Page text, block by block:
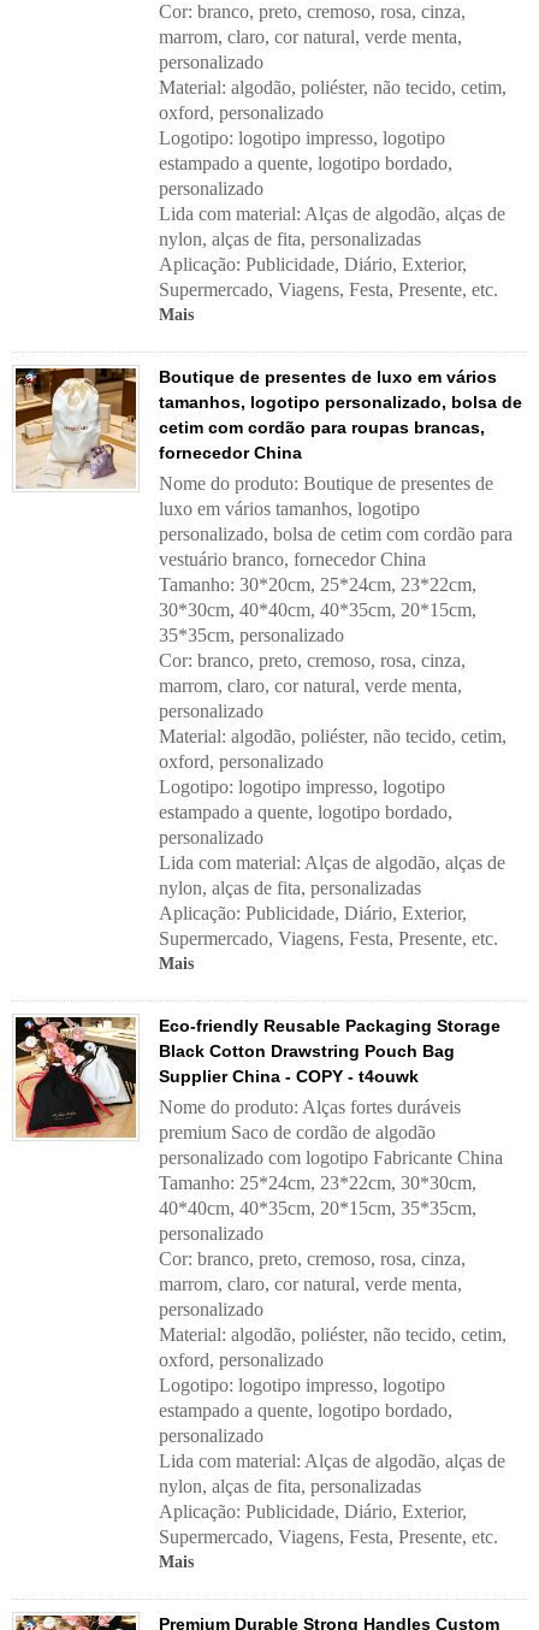
Cor: branco, preto, cremoso, rosa, cinza,
marrom, claro, cor natural, verde menta,
personalizado
Material: algodão, poliéster, não tecido, cetim,
oxford, personalizado
Logotipo: logotipo impresso, logotipo
estampado a quente, logotipo bordado,
personalizado
Lida com material: Alças de algodão, alças de
nylon, alças de fita, personalizadas
Aplicação: Publicidade, Diário, Exterior,
Supermercado, Viagens, Festa, Presente, etc.
Mais
Boutique de presentes de luxo em vários
tamanhos, logotipo personalizado, bolsa de
cetim com cordão para roupas brancas,
fornecedor China
Nome do produto: Boutique de presentes de
luxo em vários tamanhos, logotipo
personalizado, bolsa de cetim com cordão para
vestuário branco, fornecedor China
Tamanho: 30*20cm, 25*24cm, 23*22cm,
30*30cm, 40*40cm, 40*35cm, 20*15cm,
35*35cm, personalizado
Cor: branco, preto, cremoso, rosa, cinza,
marrom, claro, cor natural, verde menta,
personalizado
Material: algodão, poliéster, não tecido, cetim,
oxford, personalizado
Logotipo: logotipo impresso, logotipo
estampado a quente, logotipo bordado,
personalizado
Lida com material: Alças de algodão, alças de
nylon, alças de fita, personalizadas
Aplicação: Publicidade, Diário, Exterior,
Supermercado, Viagens, Festa, Presente, etc.
Mais
Eco-friendly Reusable Packaging Storage
Black Cotton Drawstring Pouch Bag
Supplier China - COPY - t4ouwk
Nome do produto: Alças fortes duráveis
premium Saco de cordão de algodão
personalizado com logotipo Fabricante China
Tamanho: 25*24cm, 23*22cm, 30*30cm,
40*40cm, 40*35cm, 20*15cm, 35*35cm,
personalizado
Cor: branco, preto, cremoso, rosa, cinza,
marrom, claro, cor natural, verde menta,
personalizado
Material: algodão, poliéster, não tecido, cetim,
oxford, personalizado
Logotipo: logotipo impresso, logotipo
estampado a quente, logotipo bordado,
personalizado
Lida com material: Alças de algodão, alças de
nylon, alças de fita, personalizadas
Aplicação: Publicidade, Diário, Exterior,
Supermercado, Viagens, Festa, Presente, etc.
Mais
Premium Durable Strong Handles Custom